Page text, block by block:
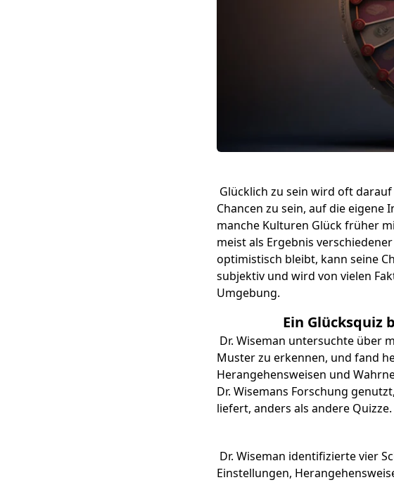
Glücklich zu sein wird oft
Chancen zu sein, auf die
manche Kulturen Glück früher
meist als Ergebnis
optimistisch bleibt, kann seine
subjektiv und wird von vielen
Umgebung.
Ein Glücksquiz
Dr. Wiseman untersuchte über
Muster zu erkennen, und fand
Herangehensweisen und
Dr. Wisemans Forschung
liefert, anders als andere
Dr. Wiseman identifizierte vier
Einstellungen,